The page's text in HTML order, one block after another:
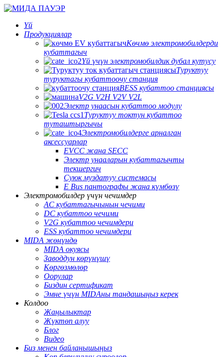
Үй
Продукциялар
Көчмө электромобилдерди
кубаттагыч
Үй үчүн электромобилдик дубал кутусу
Туруктуу
туруктагы кубаттоочу станция
BESS кубаттоо станциясы
V2G V2H V2V V2L
Электр унаасын кубаттоо модулу
Туруктуу токтун кубаттоо
туташтыргычы
Электромобилдерге арналган
аксессуарлар
EVCC жана SECC
Электр унааларын кубаттагычты
текшергич
Суюк муздатуу системасы
E Bus пантографы жана күмбөзү
Электромобилдер үчүн чечимдер
AC кубаттагычынын чечими
DC кубаттоо чечими
V2G кубаттоо чечимдери
ESS кубаттоо чечимдери
MIDA жөнүндө
MIDA окуясы
Заводдун көрүнүшү
Көргөзмөлөр
Оорулар
Биздин сертификат
Эмне үчүн MIDAны тандашыңыз керек
Колдоо
Жаңылыктар
Жүктөп алуу
Блог
Видео
Биз менен байланышыңыз